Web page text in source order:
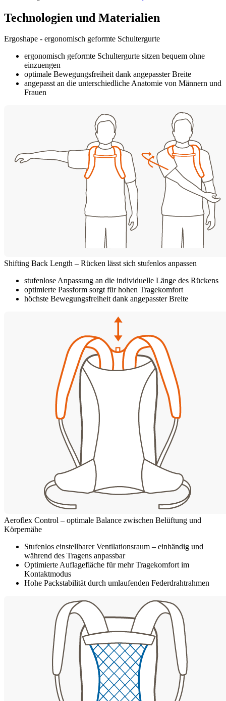
Technologien und Materialien
Ergoshape - ergonomisch geformte Schultergurte
ergonomisch geformte Schultergurte sitzen bequem ohne
einzuengen
optimale Bewegungsfreiheit dank angepasster Breite
angepasst an die unterschiedliche Anatomie von Männern und
Frauen
Shifting Back Length – Rücken lässt sich stufenlos anpassen
stufenlose Anpassung an die individuelle Länge des Rückens
optimierte Passform sorgt für hohen Tragekomfort
höchste Bewegungsfreiheit dank angepasster Breite
Aeroflex Control – optimale Balance zwischen Belüftung und
Körpernähe
Stufenlos einstellbarer Ventilationsraum – einhändig und
während des Tragens anpassbar
Optimierte Auflagefläche für mehr Tragekomfort im
Kontaktmodus
Hohe Packstabilität durch umlaufenden Federdrahtrahmen